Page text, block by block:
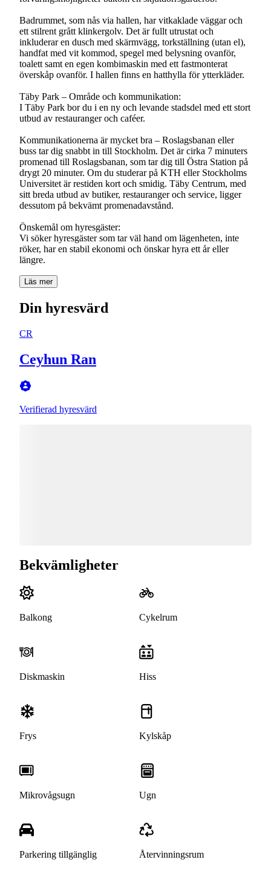
Badrummet, som nås via hallen, har vitkaklade väggar och
ett stilrent grått klinkergolv. Det är fullt utrustat och
inkluderar en dusch med skärmvägg, torkställning (utan el),
handfat med vit kommod, spegel med belysning ovanför,
toalett samt en egen kombimaskin med ett fastmonterat
överskåp ovanför. I hallen finns en hatthylla för ytterkläder.
Täby Park – Område och kommunikation:
I Täby Park bor du i en ny och levande stadsdel med ett stort
utbud av restauranger och caféer.
Kommunikationerna är mycket bra – Roslagsbanan eller
buss tar dig snabbt in till Stockholm. Det är cirka 7 minuters
promenad till Roslagsbanan, som tar dig till Östra Station på
drygt 20 minuter. Om du studerar på KTH eller Stockholms
Universitet är restiden kort och smidig. Täby Centrum, med
sitt breda utbud av butiker, restauranger och service, ligger
dessutom på bekvämt promenadavstånd.
Önskemål om hyresgäster:
Vi söker hyresgäster som tar väl hand om lägenheten, inte
röker, har en stabil ekonomi och önskar hyra ett år eller
Läs mer
Din hyresvärd
CR
Ceyhun Ran
Verifierad hyresvärd
Bekvämligheter
Balkong Cykelrum
Diskmaskin Hiss
Frys Kylskåp
Mikrovågsugn Ugn
Parkering tillgänglig Återvinningsrum